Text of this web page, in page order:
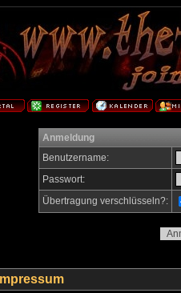
Anmeldung
Benutzername:
Passwort:
Übertragung verschlüsseln?:
Impressum